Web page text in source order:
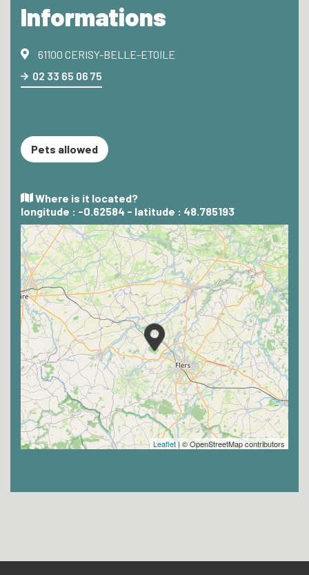
Informations
61100 CERISY-BELLE-ETOILE
02 33 65 06 75
Pets allowed
Where is it located?
longitude : -0.62584 - latitude : 48.785193
Leaflet| © OpenStreetMap contributors